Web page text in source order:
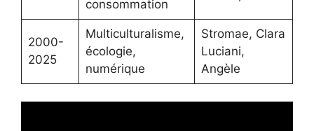
consommation
2000-
2025
Multiculturalisme,
écologie,
numérique
Stromae, Clara
Luciani,
Angèle